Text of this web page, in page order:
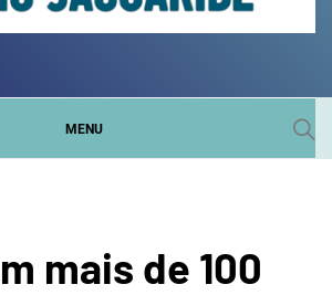
DO
JAGUARIBE
MENU
mais de 100